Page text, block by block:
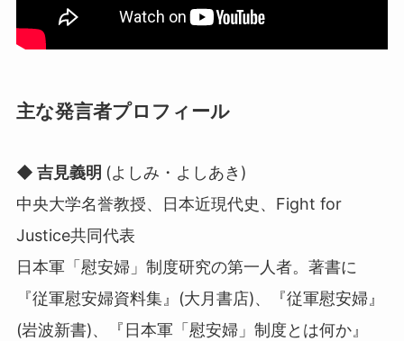
主な発言者プロフィール
◆ 吉見義明 (よしみ・よしあき)
中央大学名誉教授、日本近現代史、Fight for
Justice共同代表
日本軍「慰安婦」制度研究の第一人者。著書に
『従軍慰安婦資料集』(大月書店)、『従軍慰安婦』
(岩波新書)、『日本軍「慰安婦」制度とは何か』